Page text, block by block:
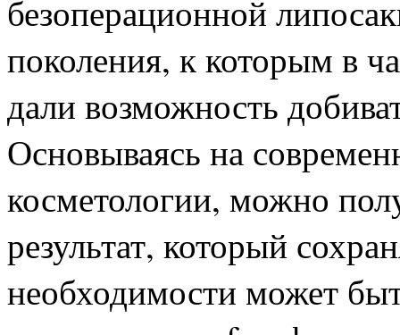
безоперационной
поколения, к которым в
дали возможность
Основываясь на
косметологии, можно
результат, который
необходимости может